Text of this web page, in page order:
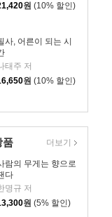
원 (10% 할인)
사, 어른이 되는 시
태주 저
원 (10% 할인)
품
람의 무게는 향으로
다
명규 저
원 (5% 할인)
더보기